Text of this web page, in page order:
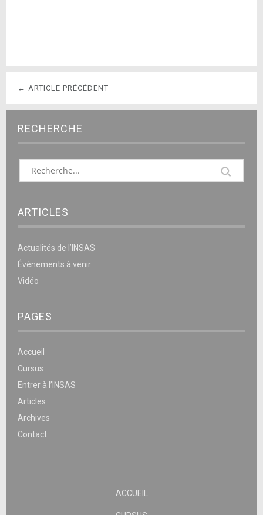
← ARTICLE PRÉCÉDENT
RECHERCHE
ARTICLES
Actualités de l’INSAS
Événements à venir
Vidéo
PAGES
Accueil
Cursus
Entrer à l’INSAS
Articles
Archives
Contact
ACCUEIL